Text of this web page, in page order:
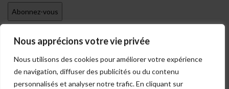
Nous apprécions votre vie privée
Nous utilisons des cookies pour améliorer votre expérience
de navigation, diffuser des publicités ou du contenu
personnalisés et analyser notre trafic. En cliquant sur